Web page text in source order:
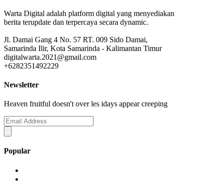
Warta Digital adalah platform digital yang menyediakan
berita terupdate dan terpercaya secara dynamic.
Jl. Damai Gang 4 No. 57 RT. 009 Sido Damai,
Samarinda Ilir, Kota Samarinda - Kalimantan Timur
digitalwarta.2021@gmail.com
+6282351492229
Newsletter
Heaven fruitful doesn't over les idays appear creeping
Popular